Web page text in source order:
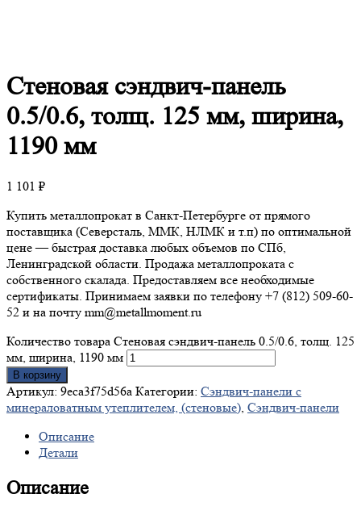
Стеноваясэндвич-панель
0.5/0.6, толщ. 125 мм, ширина,
1190 мм
1 101 ₽
Купить металлопрокат в Санкт-Петербурге от прямого
поставщика (Северсталь, ММК, НЛМК и т.п) по оптимальной
цене — быстрая доставка любых объемов по СПб,
Ленинградской области. Продажа металлопроката с
собственного скалада. Предоставляем все необходимые
сертификаты. Принимаем заявки по телефону +7 (812) 509-60-
52 и на почту mm@metallmoment.ru
Количество товара Стеновая сэндвич-панель 0.5/0.6, толщ. 125
мм, ширина, 1190 мм
В корзину
Артикул: 9eca3f75d56a Категории: Сэндвич-панели с
минераловатным утеплителем, (стеновые), Сэндвич-панели
Описание
Детали
Описание